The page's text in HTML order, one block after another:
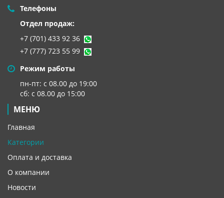
Телефоны
Отдел продаж:
+7 (701) 433 92 36
+7 (777) 723 55 99
Режим работы
пн-пт: с 08.00 до 19:00
сб: с 08.00 до 15:00
МЕНЮ
Главная
Категории
Оплата и доставка
О компании
Новости